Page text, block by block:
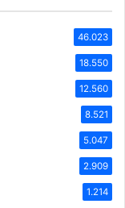
46.023
18.550
12.560
8.521
5.047
2.909
1.214